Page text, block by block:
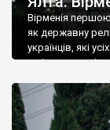
Вірменія
як державну
українців, які
є відданими